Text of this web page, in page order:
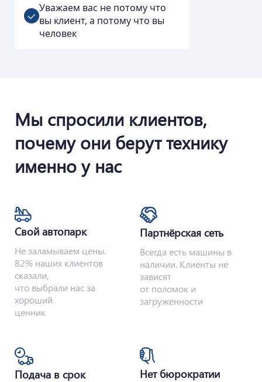
Уважаем вас не потому что
вы клиент, а потому что вы
человек
Мы спросили клиентов,
почему они берут технику
именно у нас
Свой автопарк
Не заламываем цены.
82% наших клиентов
сказали,
что выбрали нас за
хороший
ценник
Партнёрская сеть
Всегда есть машины в
наличии. Клиенты не
зависят
от поломок и
загруженности
Подача в срок Нет бюрократии